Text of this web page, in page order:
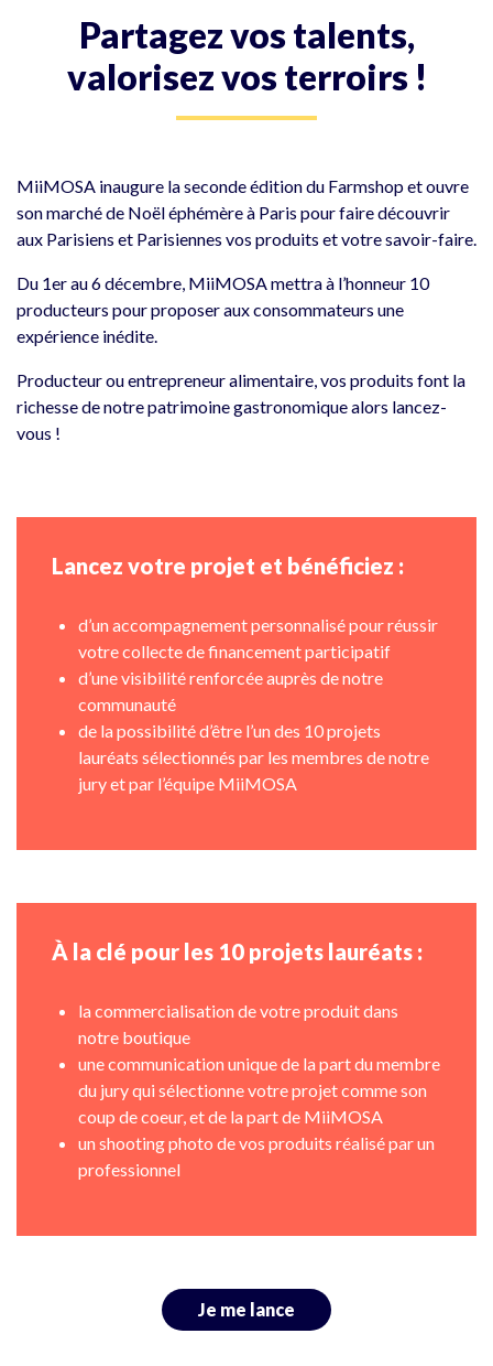
Partagez vos talents,
valorisez vos terroirs !
MiiMOSA inaugure la seconde édition du Farmshop et ouvre
son marché de Noël éphémère à Paris pour faire découvrir
aux Parisiens et Parisiennes vos produits et votre savoir-faire.
Du 1er au 6 décembre, MiiMOSA mettra à l’honneur 10
producteurs pour proposer aux consommateurs une
expérience inédite.
Producteur ou entrepreneur alimentaire, vos produits font la
richesse de notre patrimoine gastronomique alors lancez-
vous !
Lancez votre projet et bénéficiez :
d’un accompagnement personnalisé pour réussir
votre collecte de financement participatif
d’une visibilité renforcée auprès de notre
communauté
de la possibilité d’être l’un des 10 projets
lauréats sélectionnés par les membres de notre
jury et par l’équipe MiiMOSA
À la clé pour les 10 projets lauréats :
la commercialisation de votre produit dans
notre boutique
une communication unique de la part du membre
du jury qui sélectionne votre projet comme son
coup de coeur, et de la part de MiiMOSA
un shooting photo de vos produits réalisé par un
professionnel
Je me lance